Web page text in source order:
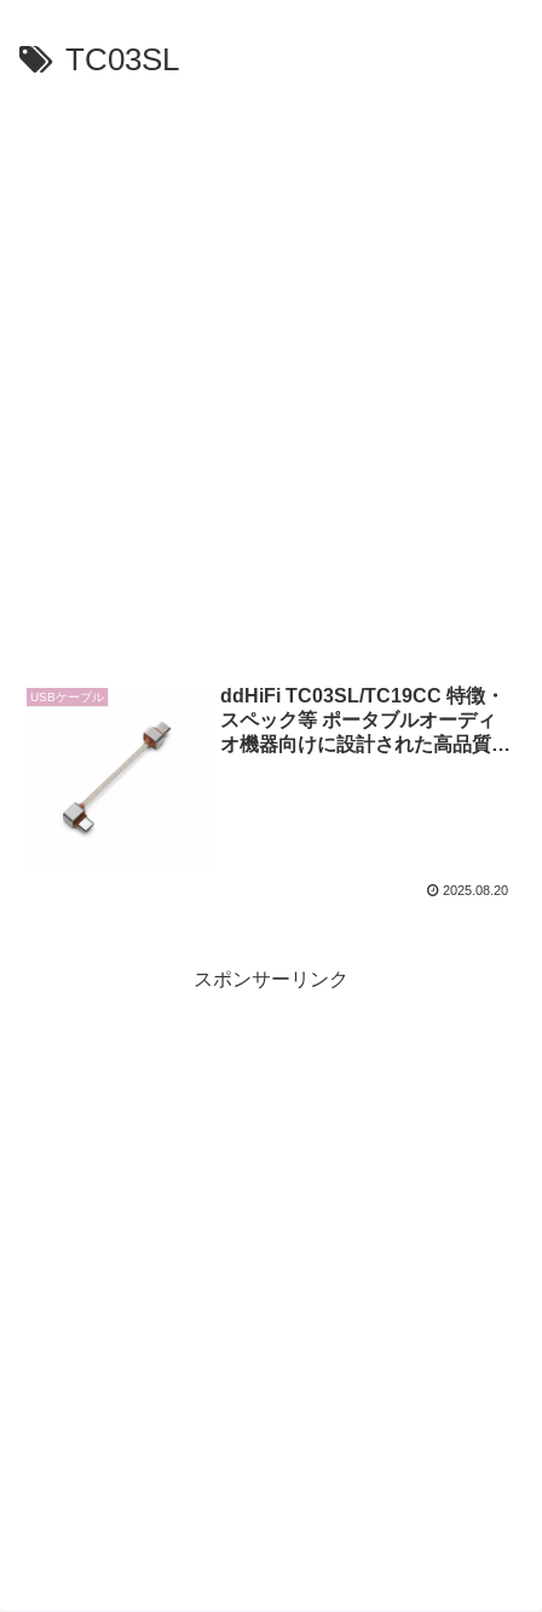
TC03SL
USBケーブル
ddHiFi TC03SL/TC19CC 特徴・
スペック等 ポータブルオーディ
オ機器向けに設計された高品質
2025.08.20
スポンサーリンク